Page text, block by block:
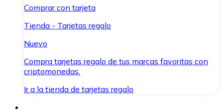
Comprar con tarjeta
Tienda - Tarjetas regalo
Nuevo
Compra tarjetas regalo de tus marcas favoritas con
criptomonedas.
Ir a la tienda de tarjetas regalo